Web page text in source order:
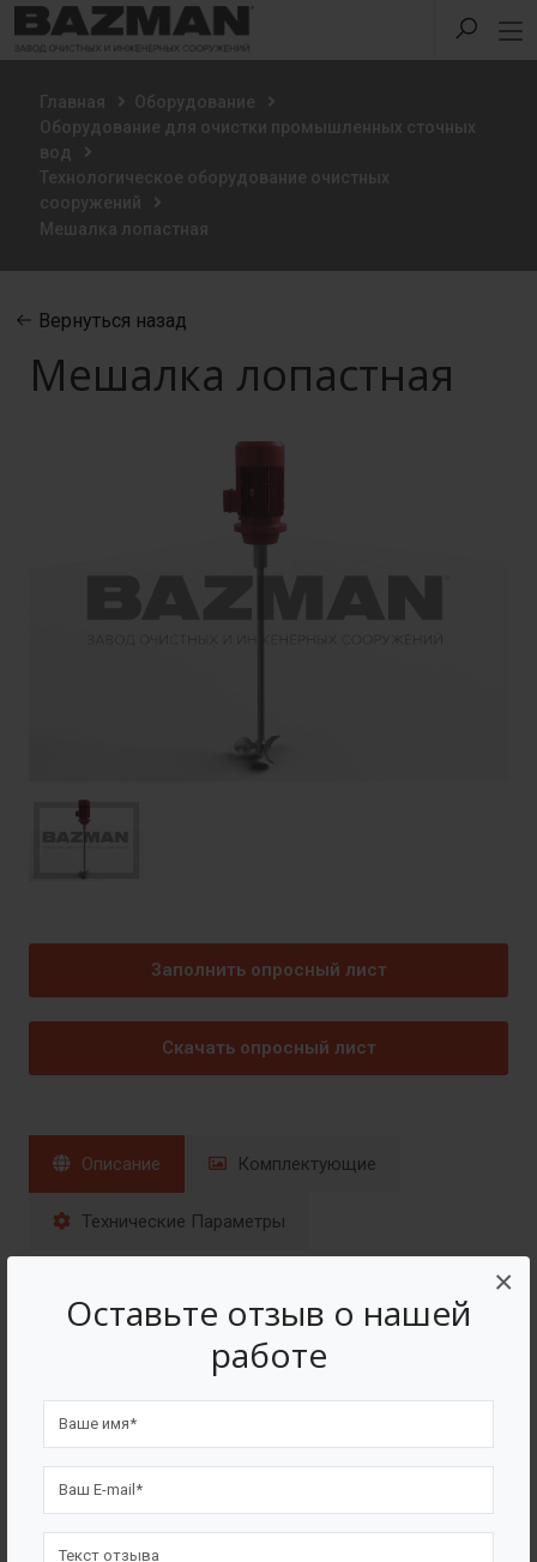
Оставьте отзыв о нашей
работе
×
Главная
Оборудование
Оборудование для очистки промышленных сточных
вод
Технологическое оборудование очистных
сооружений
Мешалка лопастная
Вернуться назад
Мешалка лопастная
Заполнить опросный лист
Скачать опросный лист
Описание Комплектующие
Технические Параметры
Лопастные мешалки отличаются простой
обеспечивают перемешивание жидкостей с
мешалок колеблется от 18 до 80 об/мин; при
эффективность перемешивания резко снижается.